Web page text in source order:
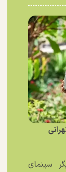
سینمای